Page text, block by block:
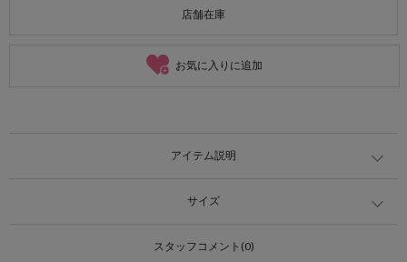
店舗在庫
お気に入りに追加
アイテム説明
サイズ
スタッフコメント(0)